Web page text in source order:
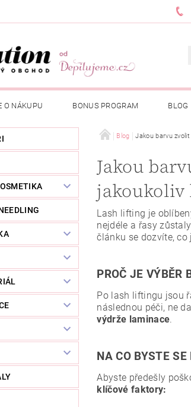
O NÁKUPU BONUS PROGRAM BLOG
Blog Jakou barvu
Jakou
jakoukoliv
Lash lifting je
nejdéle a řasy
článku se dozvíte,
PROČ JE VÝBĚR
Po lash liftingu jsou
následnou péči, ne
výdrže laminace.
NA CO BYSTE
Abyste předešly
klíčové faktory: